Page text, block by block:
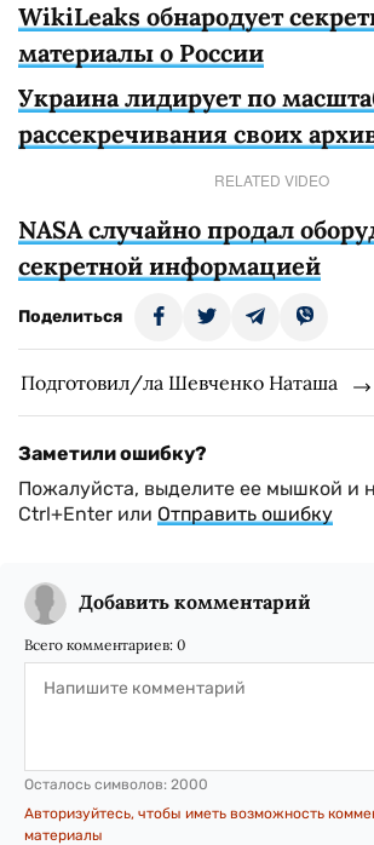
WikiLeaks обнародует
материалы о России
Украина лидирует по
рассекречивания своих
RELATED VIDEO
NASA случайно продал
секретной информацией
Поделиться
Подготовил/ла Шевченко Наташа
Заметили ошибку?
Пожалуйста, выделите ее мышкой и
Ctrl+Enter или Отправить ошибку
Добавить комментарий
Всего комментариев: 0
Осталось символов: 2000
Авторизуйтесь, чтобы иметь возможность
материалы